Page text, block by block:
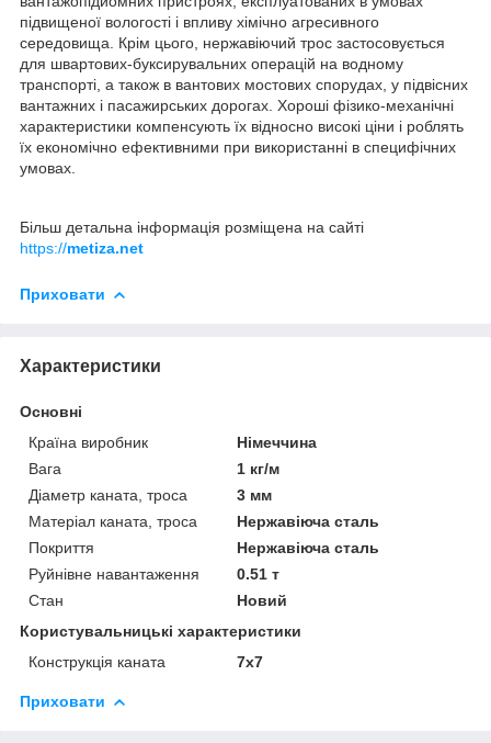
підвищеної вологості і впливу хімічно агресивного
середовища. Крім цього, нержавіючий трос застосовується
для швартових-буксирувальних операцій на водному
транспорті, а також в вантових мостових спорудах, у підвісних
вантажних і пасажирських дорогах. Хороші фізико-механічні
характеристики компенсують їх відносно високі ціни і роблять
їх економічно ефективними при використанні в специфічних
умовах.
Більш детальна інформація розміщена на сайті
https://metiza.net
Приховати
Характеристики
Основні
Країна виробник
Німеччина
Вага
1 кг/м
Діаметр каната, троса
3 мм
Матеріал каната, троса
Нержавіюча сталь
Покриття
Нержавіюча сталь
Руйнівне навантаження
0.51 т
Стан
Новий
Користувальницькі характеристики
Конструкція каната
7х7
Приховати